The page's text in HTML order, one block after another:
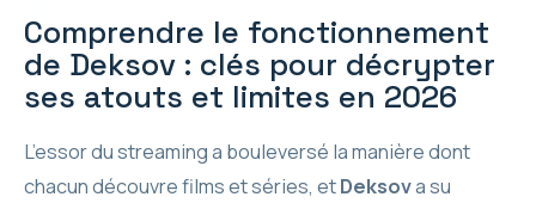
Comprendre le fonctionnement
de Deksov : clés pour décrypter
ses atouts et limites en 2026
L’essor du streaming a bouleversé la manière dont
chacun découvre films et séries, etDeksova su